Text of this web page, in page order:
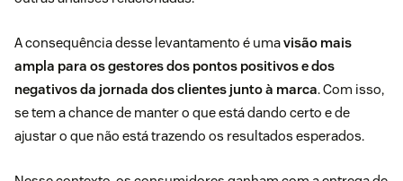
A consequência desse levantamento é umavisão mais
ampla para os gestores dos pontos positivos e dos
negativos da jornada dos clientes junto à marca. Com isso,
se tem a chance de manter o que está dando certo e de
ajustar o que não está trazendo os resultados esperados.